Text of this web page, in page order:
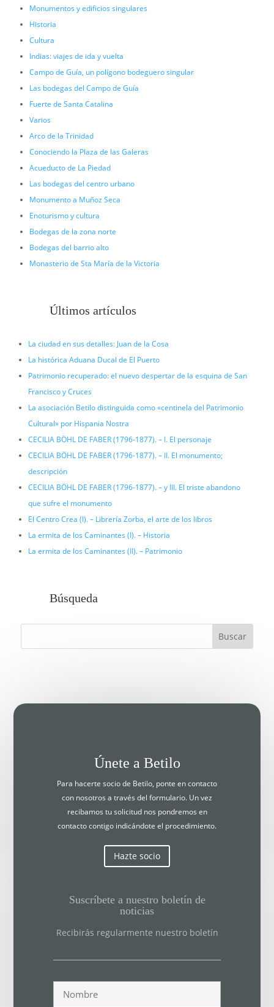
Monumentos y edificios singulares
Historia
Cultura
Indias: viajes de ida y vuelta
Campo de Guía, un polígono bodeguero singular
Las bodegas del Campo de Guía
Fuerte de Santa Catalina
Varios
Arco de la Trinidad
Conociendo la Plaza de las Galeras
Acueducto de La Piedad
Las bodegas del centro urbano
Monumento a Muñoz Seca
Enoturismo y cultura
Bodegas de la zona norte
Bodegas del barrio alto
Monasterio de Sta María de la Victoria
Últimos artículos
La ciudad en sus detalles: Juan de la Cosa
La histórica Aduana Ducal de El Puerto
Patrimonio recuperado: el nuevo despertar de la esquina de San
Francisco y Cruces
La asociación Betilo distinguida como «centinela del Patrimonio
Cultural» por Hispania Nostra
CECILIA BÖHL DE FABER (1796-1877). – I. El personaje
CECILIA BÖHL DE FABER (1796-1877). – II. El monumento;
descripción
CECILIA BÖHL DE FABER (1796-1877). – y III. El triste abandono
que sufre el monumento
El Centro Crea (I). – Librería Zorba, el arte de los libros
La ermita de los Caminantes (I). – Historia
La ermita de los Caminantes (II). – Patrimonio
Búsqueda
Únete a Betilo
Para hacerte socio de Betilo, ponte en contacto
con nosotros a través del formulario. Un vez
recibamos tu solicitud nos pondremos en
contacto contigo indicándote el procedimiento.
Hazte socio
Suscríbete a nuestro boletín de
noticias
Recibirás regularmente nuestro boletín